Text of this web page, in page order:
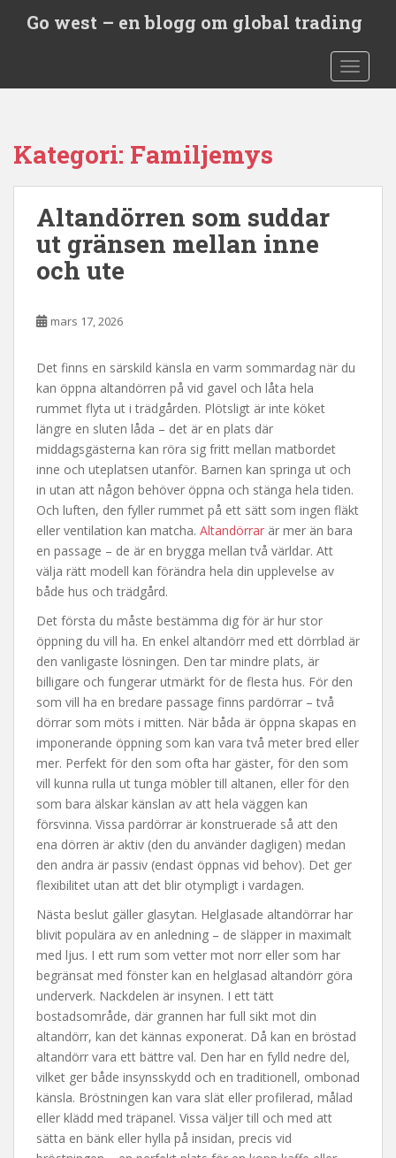
t
Go west – en blogg om global trading
Kategori: Familjemys
Altandörren som suddar
ut gränsen mellan inne
och ute
mars 17, 2026
Det finns en särskild känsla en varm sommardag när du
kan öppna altandörren på vid gavel och låta hela
rummet flyta ut i trädgården. Plötsligt är inte köket
längre en sluten låda – det är en plats där
middagsgästerna kan röra sig fritt mellan matbordet
inne och uteplatsen utanför. Barnen kan springa ut och
in utan att någon behöver öppna och stänga hela tiden.
Och luften, den fyller rummet på ett sätt som ingen fläkt
eller ventilation kan matcha. Altandörrar är mer än bara
en passage – de är en brygga mellan två världar. Att
välja rätt modell kan förändra hela din upplevelse av
både hus och trädgård.
Det första du måste bestämma dig för är hur stor
öppning du vill ha. En enkel altandörr med ett dörrblad är
den vanligaste lösningen. Den tar mindre plats, är
billigare och fungerar utmärkt för de flesta hus. För den
som vill ha en bredare passage finns pardörrar – två
dörrar som möts i mitten. När båda är öppna skapas en
imponerande öppning som kan vara två meter bred eller
mer. Perfekt för den som ofta har gäster, för den som
vill kunna rulla ut tunga möbler till altanen, eller för den
som bara älskar känslan av att hela väggen kan
försvinna. Vissa pardörrar är konstruerade så att den
ena dörren är aktiv (den du använder dagligen) medan
den andra är passiv (endast öppnas vid behov). Det ger
flexibilitet utan att det blir otympligt i vardagen.
Nästa beslut gäller glasytan. Helglasade altandörrar har
blivit populära av en anledning – de släpper in maximalt
med ljus. I ett rum som vetter mot norr eller som har
begränsat med fönster kan en helglasad altandörr göra
underverk. Nackdelen är insynen. I ett tätt
bostadsområde, där grannen har full sikt mot din
altandörr, kan det kännas exponerat. Då kan en bröstad
altandörr vara ett bättre val. Den har en fylld nedre del,
vilket ger både insynsskydd och en traditionell, ombonad
känsla. Bröstningen kan vara slät eller profilerad, målad
eller klädd med träpanel. Vissa väljer till och med att
sätta en bänk eller hylla på insidan, precis vid